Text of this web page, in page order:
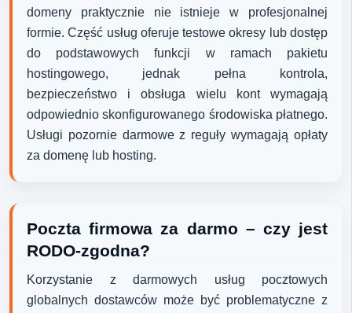
domeny praktycznie nie istnieje w profesjonalnej
formie. Część usług oferuje testowe okresy lub dostęp
do podstawowych funkcji w ramach pakietu
hostingowego, jednak pełna kontrola,
bezpieczeństwo i obsługa wielu kont wymagają
odpowiednio skonfigurowanego środowiska płatnego.
Usługi pozornie darmowe z reguły wymagają opłaty
za domenę lub hosting.
Poczta firmowa za darmo – czy jest
RODO-zgodna?
Korzystanie z darmowych usług pocztowych
globalnych dostawców może być problematyczne z